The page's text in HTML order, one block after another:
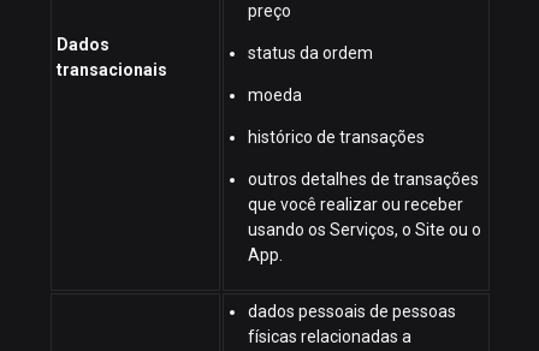
Dados
transacionais
preço
status da ordem
moeda
histórico de transações
outros detalhes de transações
que você realizar ou receber
usando os Serviços, o Site ou o
App.
dados pessoais de pessoas
físicas relacionadas a